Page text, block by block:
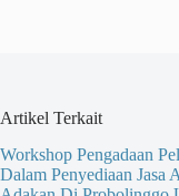
Artikel Terkait
Workshop Pengadaan
Dalam Penyediaan Jasa